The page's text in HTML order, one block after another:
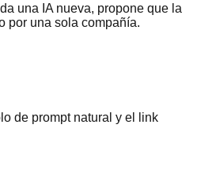
una IA nueva, propone que la
por una sola compañía.
de prompt natural y el link